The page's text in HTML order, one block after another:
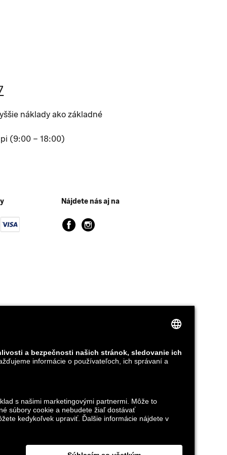
náklady ako základné
(9:00 – 18:00)
Nájdete nás aj na